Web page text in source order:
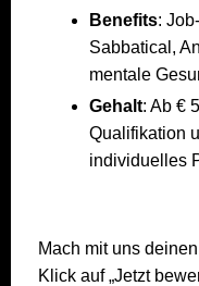
Benefits:
Sabbatical,
mentale
Gehalt: Ab €
Qualifikation
individuelles
Mach mit uns
Klick auf „Jetzt